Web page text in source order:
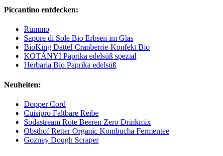
Piccantino entdecken:
Rummo
Sapore di Sole Bio Erbsen im Glas
BioKing Dattel-Cranberrie-Konfekt Bio
KOTÁNYI Paprika edelsüß spezial
Herbaria Bio Paprika edelsüß
Neuheiten:
Dopper Cord
Cuisipro Faltbare Reibe
Sodastream Rote Beeren Zero Drinkmix
Obsthof Retter Organic Kombucha Fermentee
Gozney Dough Scraper